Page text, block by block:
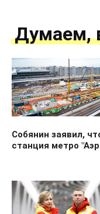
Думаем,
Собянин заявил,
станция метро